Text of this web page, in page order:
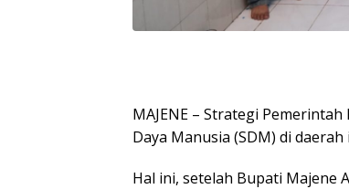
MAJENE – Strategi
Daya Manusia (SDM) di
Hal ini, setelah Bupati Majene